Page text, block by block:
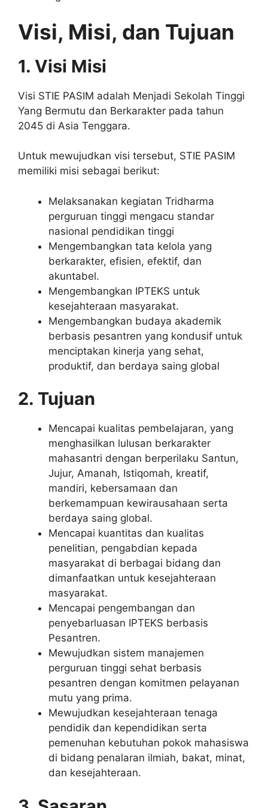
Visi, Misi, dan Tujuan
1. Visi Misi
Visi STIE PASIM adalah Menjadi Sekolah Tinggi
Yang Bermutu dan Berkarakter pada tahun
2045 di Asia Tenggara.
Untuk mewujudkan visi tersebut, STIE PASIM
memiliki misi sebagai berikut:
Melaksanakan kegiatan Tridharma
perguruan tinggi mengacu standar
nasional pendidikan tinggi
Mengembangkan tata kelola yang
berkarakter, efisien, efektif, dan
akuntabel.
Mengembangkan IPTEKS untuk
kesejahteraan masyarakat.
Mengembangkan budaya akademik
berbasis pesantren yang kondusif untuk
menciptakan kinerja yang sehat,
produktif, dan berdaya saing global
2. Tujuan
Mencapai kualitas pembelajaran, yang
menghasilkan lulusan berkarakter
mahasantri dengan berperilaku Santun,
Jujur, Amanah, Istiqomah, kreatif,
mandiri, kebersamaan dan
berkemampuan kewirausahaan serta
berdaya saing global.
Mencapai kuantitas dan kualitas
penelitian, pengabdian kepada
masyarakat di berbagai bidang dan
dimanfaatkan untuk kesejahteraan
masyarakat.
Mencapai pengembangan dan
penyebarluasan IPTEKS berbasis
Pesantren.
Mewujudkan sistem manajemen
perguruan tinggi sehat berbasis
pesantren dengan komitmen pelayanan
mutu yang prima.
Mewujudkan kesejahteraan tenaga
pendidik dan kependidikan serta
pemenuhan kebutuhan pokok mahasiswa
di bidang penalaran ilmiah, bakat, minat,
dan kesejahteraan.